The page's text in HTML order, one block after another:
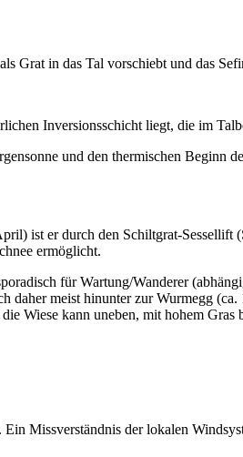
Grat in das Tal vorschiebt und das
Inversionsschicht liegt, die im
und den thermischen Beginn
ist er durch den Schiltgrat-
ermöglicht.
für Wartung/Wanderer
meist hinunter zur Wurmegg
Wiese kann uneben, mit hohem
Missverständnis der lokalen